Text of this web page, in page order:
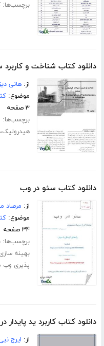
برچسب‌ها:
دانلود کتاب شناخت و
از:هانی
موضوع:
۳ صفحه
برچسب‌ها:
هیدرولیک
دانلود کتاب سئو در وب
از: مرصاد
موضوع:
۳۴ صفحه
برچسب‌ها:
بهینه
پذیری وب
دانلود کتاب کاربرد ید
از: ایرج